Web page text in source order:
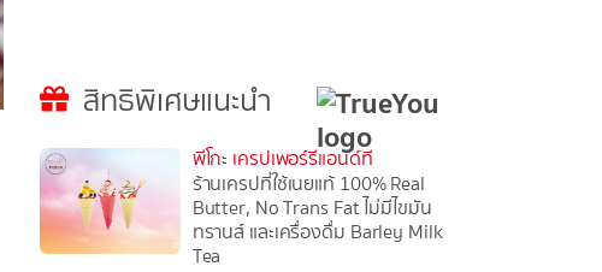
สิทธิพิเศษแนะนำ
พีโกะ เครปเพอร์รีแอนด์ที
ร้านเครปที่ใช้เนยแท้ 100% Real
Butter, No Trans Fat ไม่มีไขมัน
ทรานส์ และเครื่องดื่ม Barley Milk
Tea